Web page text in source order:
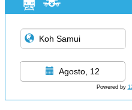
Agosto, 12
Powered by